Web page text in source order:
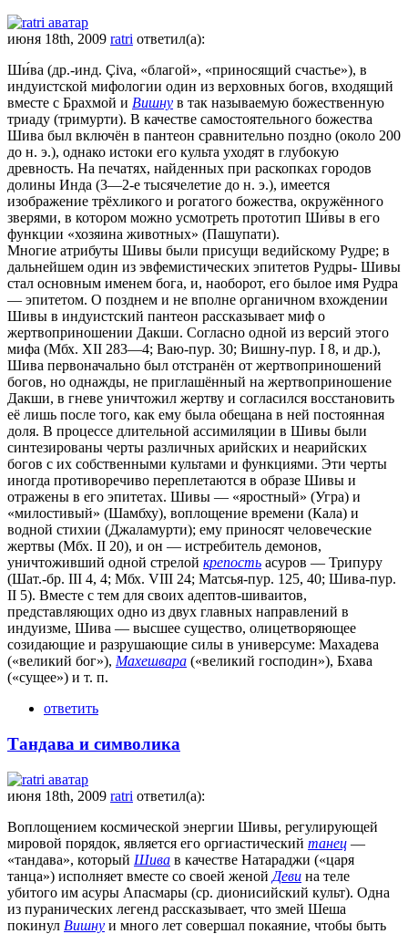
июня 18th, 2009 ratri ответил(а):
Ши́ва (др.-инд. Çiva, «благой», «приносящий счастье»), в
индуистской мифологии один из верховных богов, входящий
вместе с Брахмой и Вишну в так называемую божественную
триаду (тримурти). В качестве самостоятельного божества
Шива был включён в пантеон сравнительно поздно (около 200
до н. э.), однако истоки его культа уходят в глубокую
древность. На печатях, найденных при раскопках городов
долины Инда (3—2-е тысячелетие до н. э.), имеется
изображение трёхликого и рогатого божества, окружённого
зверями, в котором можно усмотреть прототип Ши́вы в его
функции «хозяина животных» (Пашупати).
Многие атрибуты Шивы были присущи ведийскому Рудре; в
дальнейшем один из эвфемистических эпитетов Рудры- Шивы
стал основным именем бога, и, наоборот, его былое имя Рудра
— эпитетом. О позднем и не вполне органичном вхождении
Шивы в индуистский пантеон рассказывает миф о
жертвоприношении Дакши. Согласно одной из версий этого
мифа (Мбх. XII 283—4; Ваю-пур. 30; Вишну-пур. I 8, и др.),
Шива первоначально был отстранён от жертвоприношений
богов, но однажды, не приглашённый на жертвоприношение
Дакши, в гневе уничтожил жертву и согласился восстановить
её лишь после того, как ему была обещана в ней постоянная
доля. В процессе длительной ассимиляции в Шивы были
синтезированы черты различных арийских и неарийских
богов с их собственными культами и функциями. Эти черты
иногда противоречиво переплетаются в образе Шивы и
отражены в его эпитетах. Шивы — «яростный» (Угра) и
«милостивый» (Шамбху), воплощение времени (Кала) и
водной стихии (Джаламурти); ему приносят человеческие
жертвы (Мбх. II 20), и он — истребитель демонов,
уничтоживший одной стрелой крепость асуров — Трипуру
(Шат.-бр. III 4, 4; Мбх. VIII 24; Матсья-пур. 125, 40; Шива-пур.
II 5). Вместе с тем для своих адептов-шиваитов,
представляющих одно из двух главных направлений в
индуизме, Шива — высшее существо, олицетворяющее
созидающие и разрушающие силы в универсуме: Махадева
(«великий бог»), Махешвара («великий господин»), Бхава
(«сущее») и т. п.
ответить
Тандава и символика
июня 18th, 2009 ratri ответил(а):
Воплощением космической энергии Шивы, регулирующей
мировой порядок, является его оргиастический танец —
«тандава», который Шива в качестве Натараджи («царя
танца») исполняет вместе со своей женой Деви на теле
убитого им асуры Апасмары (ср. дионисийский культ). Одна
из пуранических легенд рассказывает, что змей Шеша
покинул Вишну и много лет совершал покаяние, чтобы быть